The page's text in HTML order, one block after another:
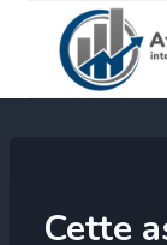
contenu
Cette